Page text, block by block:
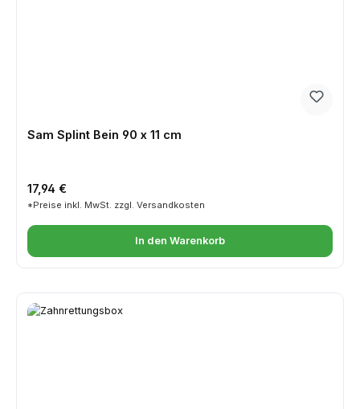
Sam Splint Bein 90 x 11 cm
Regulärer Preis:
17,94 €
*Preise inkl. MwSt. zzgl. Versandkosten
In den Warenkorb